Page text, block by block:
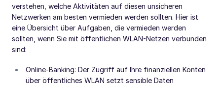
verstehen, welche Aktivitäten auf diesen unsicheren
Netzwerken am besten vermieden werden sollten. Hier ist
eine Übersicht über Aufgaben, die vermieden werden
sollten, wenn Sie mit öffentlichen WLAN-Netzen verbunden
sind:
Online-Banking: Der Zugriff auf Ihre finanziellen Konten
über öffentliches WLAN setzt sensible Daten